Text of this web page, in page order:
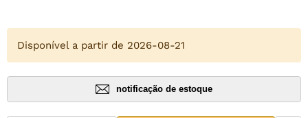
Disponível a partir de 2026-08-21
notificação de estoque